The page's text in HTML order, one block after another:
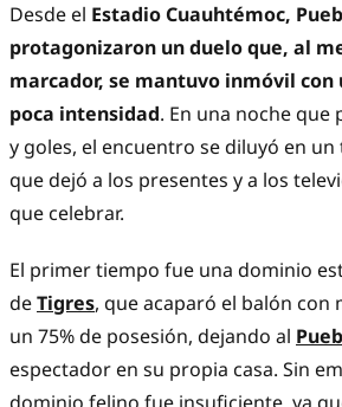
Desde el Estadio Cuauhtémoc,
protagonizaron un duelo que, al
marcador, se mantuvo inmóvil con
poca intensidad. En una noche
y goles, el encuentro se diluyó en
que dejó a los presentes y a los
que celebrar.
El primer tiempo fue una dominio
deTigres, que acaparó el balón con
un 75% de posesión, dejando al
espectador en su propia casa. Sin